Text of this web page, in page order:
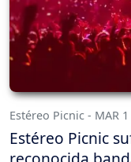
Estéreo Picnic - MAR
Estéreo Picnic